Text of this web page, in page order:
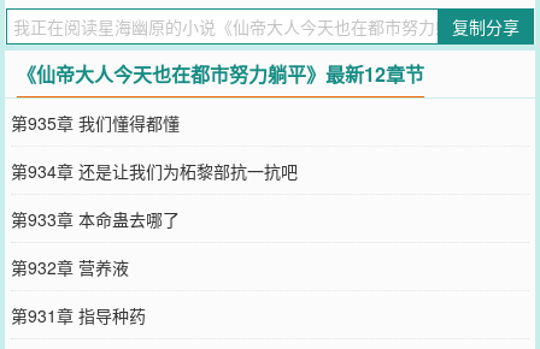
死”的循环中挣扎时，他已经直接放弃了努力。\n奈何天赋太强，一不
小心还是成了仙帝，莫名其妙被委任至掌门。\n最终在不懈努力下，
终于忙死在宗门掌门的任上。\n带着修仙界996的怨念，沈言转世重
生，来到了自己的婚礼现场\n什么，你说我未婚妻订婚宴跟人跑了?\n
我堂堂仙帝，怎能入赘受这个鸟气，这婚不结也罢！\n啊？萧家资产
百亿，豪车别墅成排?\n话又说回来，吃软饭也没什么不好。\n不懂别
瞎说，我不是看上萧家的钱，我只是喜欢当上门女婿。
您要是觉得《仙帝大人今天也在都市努力躺平
记向您QQ群和微博微信里的朋友推荐哦！
复制分享
《仙帝大人今天也在都市努力躺平》最新12章节
第935章 我们懂得都懂
第934章 还是让我们为柘黎部抗一抗吧
第933章 本命蛊去哪了
第932章 营养液
第931章 指导种药